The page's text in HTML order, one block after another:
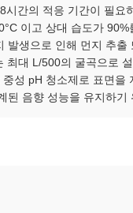
시간의 적응 기간이 필
이고 상대 습도가
발생으로 인해 먼지 추
최대 L/500의 굴곡으로
중성 pH 청소제로 표면
된 음향 성능을 유지하